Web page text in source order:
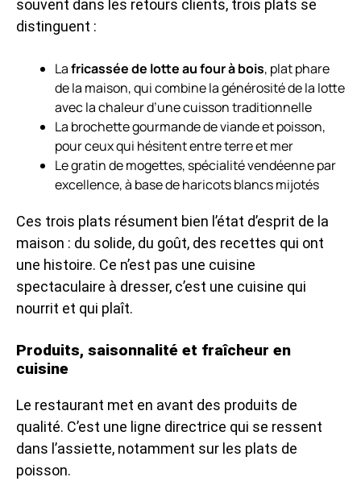
souvent dans les retours clients, trois plats se
distinguent :
Lafricassée de lotte au four à bois, plat phare
de la maison, qui combine la générosité de la lotte
avec la chaleur d’une cuisson traditionnelle
La brochette gourmande de viande et poisson,
pour ceux qui hésitent entre terre et mer
Le gratin de mogettes, spécialité vendéenne par
excellence, à base de haricots blancs mijotés
Ces trois plats résument bien l’état d’esprit de la
maison : du solide, du goût, des recettes qui ont
une histoire. Ce n’est pas une cuisine
spectaculaire à dresser, c’est une cuisine qui
nourrit et qui plaît.
Produits, saisonnalité et fraîcheur en
cuisine
Le restaurant met en avant des produits de
qualité. C’est une ligne directrice qui se ressent
dans l’assiette, notamment sur les plats de
poisson.